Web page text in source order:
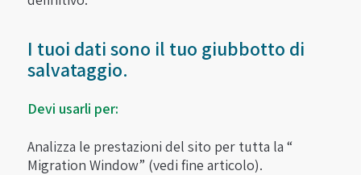
I tuoi dati sono il tuo giubbotto di
salvataggio.
Devi usarli per:
Analizza le prestazioni del sito per tutta la “
Migration Window” (vedi fine articolo).